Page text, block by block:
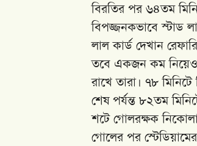
বিরতির পর ৬৪তম
বিপজ্জনকভাবে স্টাড
লাল কার্ড দেখান
তবে একজন কম নিয়েও
রাখে তারা। ৭৮
শেষ পর্যন্ত ৮২তম
শটে গোলরক্ষক নিকোলা
গোলের পর